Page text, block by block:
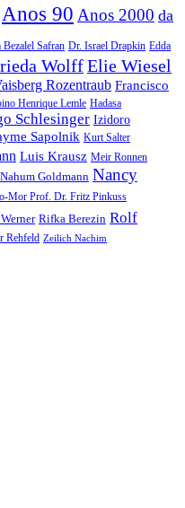
Anos 90 Anos 2000 da
Safran Dr. Israel Drapkin Edda
WolffElie Wiesel
Rozentraub Francisco
Henrique Lemle Hadasa
Schlesinger Izidoro
Sapolnik Kurt Salter
Luis Krausz Meir Ronnen
Nahum Goldmann Nancy
Mor Prof. Dr. Fritz Pinkuss
Rifka Berezin Rolf
Rehfeld Zeilich Nachim